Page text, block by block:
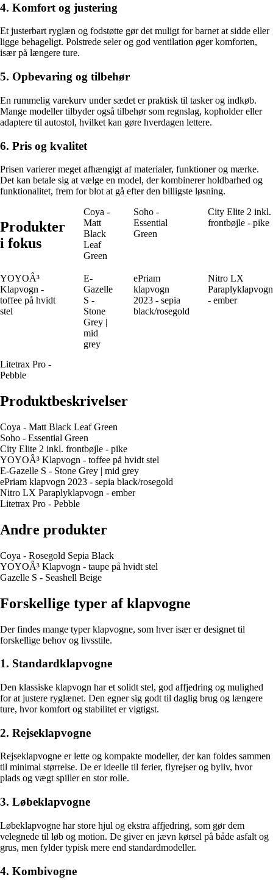
4. Komfort og justering
Et justerbart ryglæn og fodstøtte gør det muligt for barnet at sidde eller
ligge behageligt. Polstrede seler og god ventilation øger komforten,
især på længere ture.
5. Opbevaring og tilbehør
En rummelig varekurv under sædet er praktisk til tasker og indkøb.
Mange modeller tilbyder også tilbehør som regnslag, kopholder eller
adaptere til autostol, hvilket kan gøre hverdagen lettere.
6. Pris og kvalitet
Prisen varierer meget afhængigt af materialer, funktioner og mærke.
Det kan betale sig at vælge en model, der kombinerer holdbarhed og
funktionalitet, frem for blot at gå efter den billigste løsning.
Produkter
i fokus
Coya -
Matt
Black
Leaf
Green
Soho -
Essential
Green
City Elite 2 inkl.
frontbøjle - pike
YOYOÂ³
Klapvogn -
toffee på hvidt
stel
E-
Gazelle
S -
Stone
Grey |
mid
grey
ePriam
klapvogn
2023 - sepia
black/rosegold
Nitro LX
Paraplyklapvogn
- ember
Litetrax Pro -
Pebble
Produktbeskrivelser
Coya - Matt Black Leaf Green
Soho - Essential Green
City Elite 2 inkl. frontbøjle - pike
YOYOÂ³ Klapvogn - toffee på hvidt stel
E-Gazelle S - Stone Grey | mid grey
ePriam klapvogn 2023 - sepia black/rosegold
Nitro LX Paraplyklapvogn - ember
Litetrax Pro - Pebble
Andre produkter
Coya - Rosegold Sepia Black
YOYOÂ³ Klapvogn - taupe på hvidt stel
Gazelle S - Seashell Beige
Forskellige typer af klapvogne
Der findes mange typer klapvogne, som hver især er designet til
forskellige behov og livsstile.
1. Standardklapvogne
Den klassiske klapvogn har et solidt stel, god affjedring og mulighed
for at justere ryglænet. Den egner sig godt til daglig brug og længere
ture, hvor komfort og stabilitet er vigtigst.
2. Rejseklapvogne
Rejseklapvogne er lette og kompakte modeller, der kan foldes sammen
til minimal størrelse. De er ideelle til ferier, flyrejser og byliv, hvor
plads og vægt spiller en stor rolle.
3. Løbeklapvogne
Løbeklapvogne har store hjul og ekstra affjedring, som gør dem
velegnede til løb og motion. De giver en jævn kørsel på både asfalt og
grus, men fylder typisk mere end standardmodeller.
4. Kombivogne